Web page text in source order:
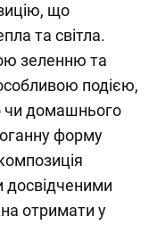
що
та світла.
зеленню та
подією,
чи домашнього
форму
досвідченими
отримати у